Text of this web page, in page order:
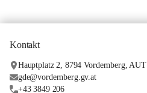
Kontakt
Hauptplatz 2, 8794 Vordernberg, AUT
gde@vordernberg.gv.at
+43 3849 206